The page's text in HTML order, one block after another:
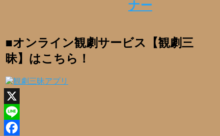
■オンライン観劇サービス【観劇三
昧】はこちら！
X
Line